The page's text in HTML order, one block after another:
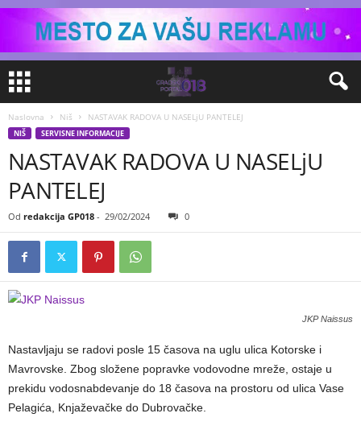
Naslovna Niš NASTAVAK RADOVA U NASELjU PANTELEJ
NIŠ SERVISNE INFORMACIJE
NASTAVAK RADOVA U NASELjU
PANTELEJ
Od redakcija GP018 - 29/02/2024 0
JKP Naissus
Nastavljaju se radovi posle 15 časova na uglu ulica Kotorske i
Mavrovske. Zbog složene popravke vodovodne mreže, ostaje u
prekidu vodosnabdevanje do 18 časova na prostoru od ulica Vase
Pelagića, Knjaževačke do Dubrovačke.